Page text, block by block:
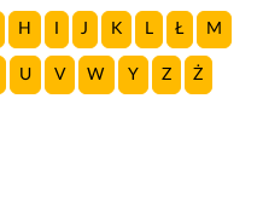
H J K L Ł M
U V W Y Z Ż